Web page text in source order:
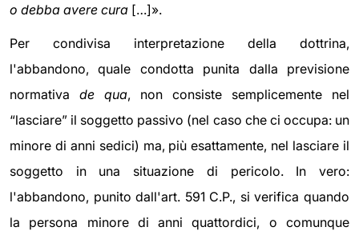
o debba avere cura […]».
Per condivisa interpretazione della dottrina,
l'abbandono, quale condotta punita dalla previsione
normativa de qua, non consiste semplicemente nel
“lasciare” il soggetto passivo (nel caso che ci occupa: un
minore di anni sedici) ma, più esattamente, nel lasciare il
soggetto in una situazione di pericolo. In vero:
l'abbandono, punito dall'art. 591 C.P., si verifica quando
la persona minore di anni quattordici, o comunque